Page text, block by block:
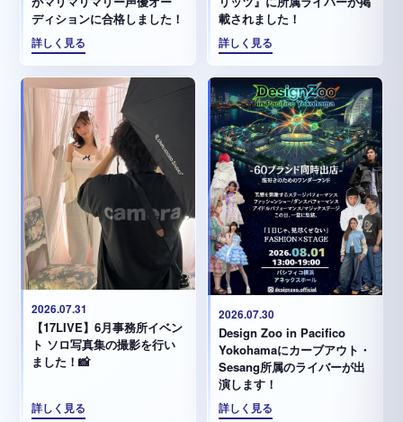
ディションに合格しました！
詳しく見る
載されました！
詳しく見る
2026.07.31
【17LIVE】6月事務所イベン
ト ソロ写真集の撮影を行い
ました！📸
詳しく見る
2026.07.30
Design Zoo in Pacifico
Yokohamaにカーブアウト・
Sesang所属のライバーが出
演します！
詳しく見る